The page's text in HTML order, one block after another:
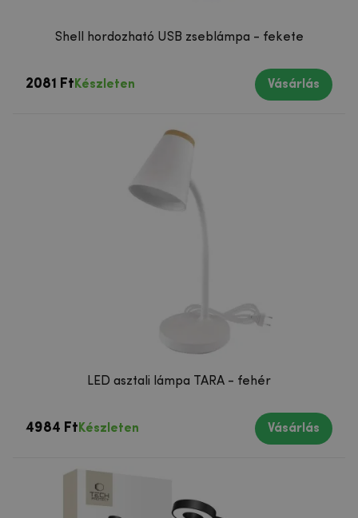
Shell hordozható USB zseblámpa - fekete
2081 Ft Készleten Vásárlás
LED asztali lámpa TARA - fehér
4984 Ft Készleten Vásárlás